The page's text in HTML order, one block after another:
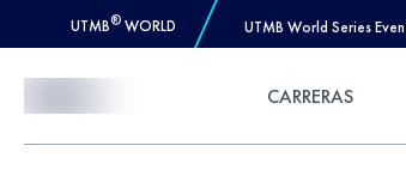
UTMB® WORLD UTMB World Series
CARRERAS